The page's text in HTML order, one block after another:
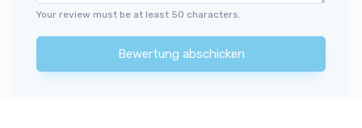
Your review must be at least 50 characters.
Bewertung abschicken